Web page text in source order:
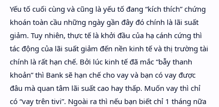
Yếu tố cuối cùng và cũng là yếu tố đang “kích thích” chứng
khoán toàn cầu những ngày gần đây đó chính là lãi suất
giảm. Tuy nhiên, thực tế là khởi đầu của hạ cánh cứng thì
tác động của lãi suất giảm đến nền kinh tế và thị trường tài
chính là rất hạn chế. Bởi lúc kinh tế đã mắc “bẫy thanh
khoản” thì Bank sẽ hạn chế cho vay và bạn có vay được
đâu mà quan tâm lãi suất cao hay thấp. Muốn vay thì chỉ
có “vay trên tivi”. Ngoài ra thì nếu bạn biết chỉ 1 tháng nữa